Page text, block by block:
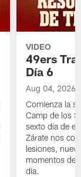
VIDEO
49ers
Día 6
Aug 04, 2026
Comienza la
Camp de los
sexto día de
Zárate nos
lesiones,
momentos
día.